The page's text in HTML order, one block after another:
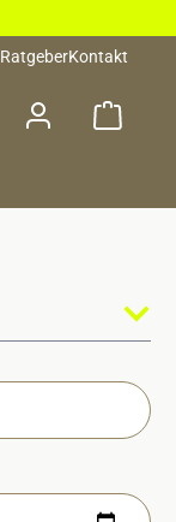
RatgeberKontakt